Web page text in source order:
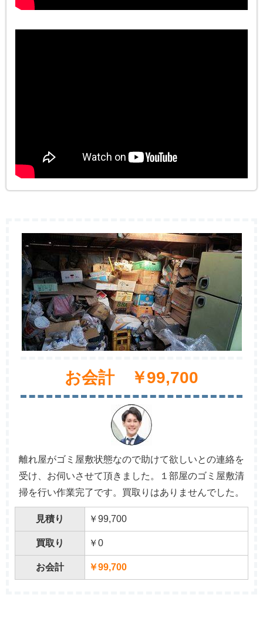
お会計 ￥99,700
離れ屋がゴミ屋敷状態なので助けて欲しいとの連絡を
受け、お伺いさせて頂きました。１部屋のゴミ屋敷清
掃を行い作業完了です。買取りはありませんでした。
見積り ￥99,700
買取り ￥0
お会計 ￥99,700